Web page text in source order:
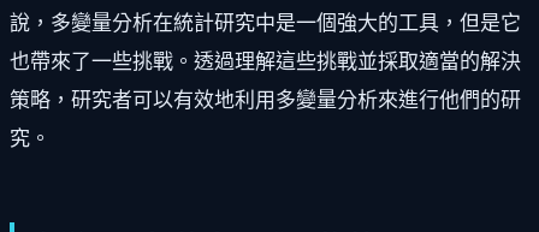
說，多變量分析在統計研究中是一個強大的工具，但是它
也帶來了一些挑戰。透過理解這些挑戰並採取適當的解決
策略，研究者可以有效地利用多變量分析來進行他們的研
究。